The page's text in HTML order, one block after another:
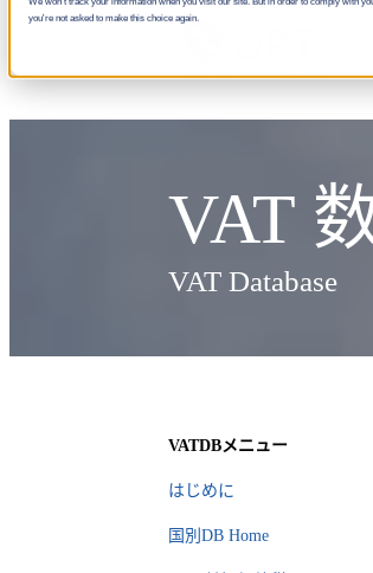
you're not asked to make this choice again.
VAT
VAT Database
VATDBメニュー
はじめに
国別DB Home